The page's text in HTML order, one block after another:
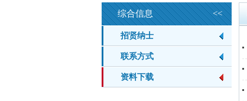
综合信息 <<
招贤纳士
联系方式
资料下载